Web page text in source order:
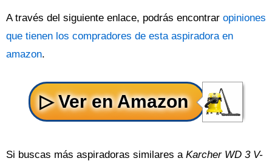
A través del siguiente enlace, podrás encontrar opiniones
que tienen los compradores de esta aspiradora en
amazon.
Si buscas más aspiradoras similares a Karcher WD 3 V-